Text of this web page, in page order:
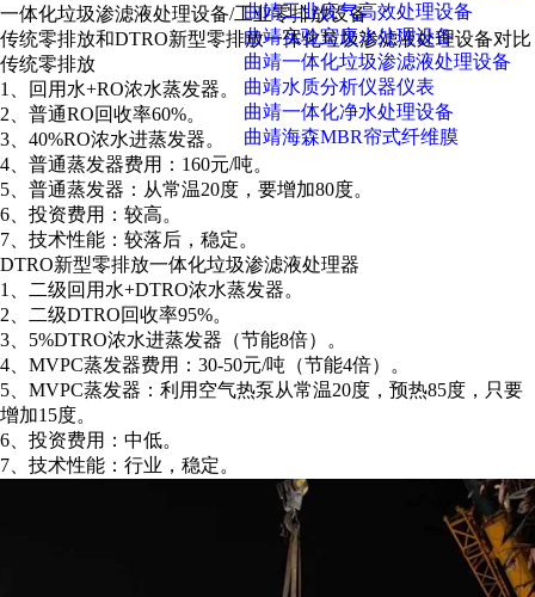
曲靖工业废气高效处理设备
曲靖实验室废水处理设备
曲靖一体化垃圾渗滤液处理设备
曲靖水质分析仪器仪表
曲靖一体化净水处理设备
曲靖海森MBR帘式纤维膜
一体化垃圾渗滤液处理设备/工业零排放设备
传统零排放和DTRO新型零排放一体化垃圾渗滤液处理设备对比
传统零排放
1、回用水+RO浓水蒸发器。
2、普通RO回收率60%。
3、40%RO浓水进蒸发器。
4、普通蒸发器费用：160元/吨。
5、普通蒸发器：从常温20度，要增加80度。
6、投资费用：较高。
7、技术性能：较落后，稳定。
DTRO新型零排放一体化垃圾渗滤液处理器
1、二级回用水+DTRO浓水蒸发器。
2、二级DTRO回收率95%。
3、5%DTRO浓水进蒸发器（节能8倍）。
4、MVPC蒸发器费用：30-50元/吨（节能4倍）。
5、MVPC蒸发器：利用空气热泵从常温20度，预热85度，只要
增加15度。
6、投资费用：中低。
7、技术性能：行业，稳定。